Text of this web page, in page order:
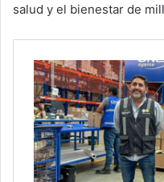
salud y el bienestar de